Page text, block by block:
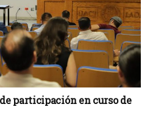
participación en curso de